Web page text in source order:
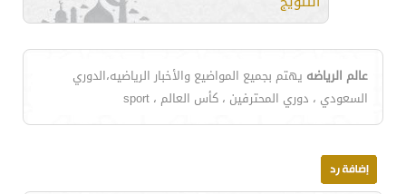
عالم الرياضه يهتم بجميع المواضيع والأخبار الرياضيه،الدوري
السعودي ، دوري المحترفين ، كأس العالم ، sport